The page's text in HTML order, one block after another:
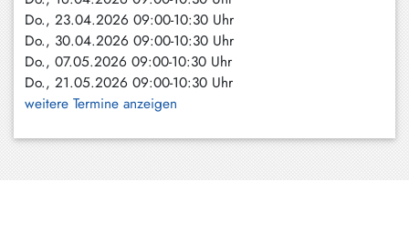
Do., 23.04.2026 09:00-10:30 Uhr
Do., 30.04.2026 09:00-10:30 Uhr
Do., 07.05.2026 09:00-10:30 Uhr
Do., 21.05.2026 09:00-10:30 Uhr
weitere Termine anzeigen